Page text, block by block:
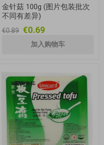
金针菇 100g (图片包装批次
不同有差异)
€0.89 €0.69